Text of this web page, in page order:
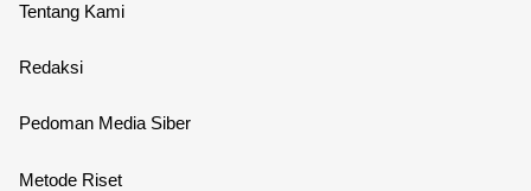
Tentang Kami
Redaksi
Pedoman Media Siber
Metode Riset